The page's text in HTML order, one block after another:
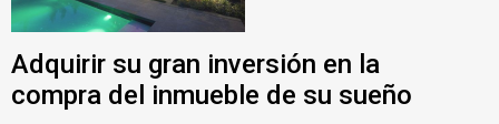
Adquirir su gran inversión en la
compra del inmueble de su sueño